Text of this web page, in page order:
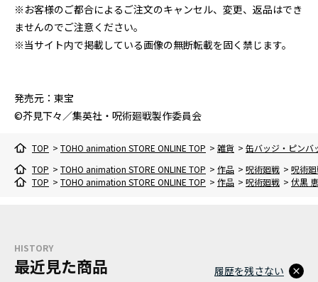
※お客様のご都合によるご注文のキャンセル、変更、返品はでき
ませんのでご注意ください。
※当サイト内で掲載している画像の無断転載を固く禁じます。
発売元：東宝
©芥見下々／集英社・呪術廻戦製作委員会
TOP > TOHO animation STORE ONLINE TOP > 雑貨 > 缶バッジ・ピンバ
TOP > TOHO animation STORE ONLINE TOP > 作品 > 呪術廻戦 > 呪術
TOP > TOHO animation STORE ONLINE TOP > 作品 > 呪術廻戦 > 伏黒 恵
HISTORY
最近見た商品 履歴を残さない